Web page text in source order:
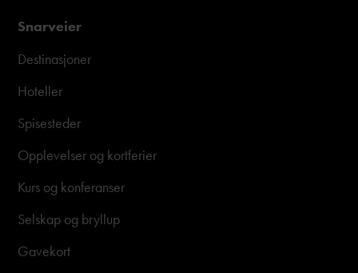
Snarveier
Destinasjoner
Hoteller
Spisesteder
Opplevelser og kortferier
Kurs og konferanser
Selskap og bryllup
Gavekort